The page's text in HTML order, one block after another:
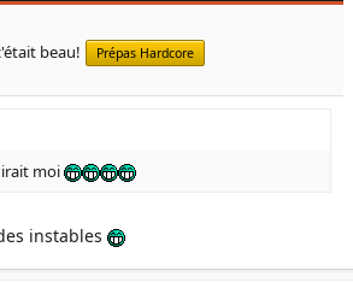
beau! Prépas Hardcore
moi
instables